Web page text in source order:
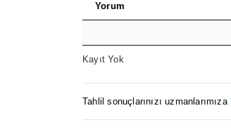
Yorum
Kayıt Yok
Tahlil sonuçlarınızı uzmanlarımıza